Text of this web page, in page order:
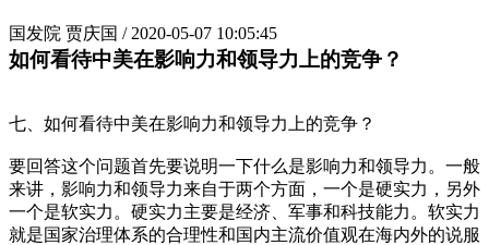
国发院 贾庆国 / 2020-05-07 10:05:45
如何看待中美在影响力和领导力上的竞争？
七、如何看待中美在影响力和领导力上的竞争？
要回答这个问题首先要说明一下什么是影响力和领导力。一般
来讲，影响力和领导力来自于两个方面，一个是硬实力，另外
一个是软实力。硬实力主要是经济、军事和科技能力。软实力
就是国家治理体系的合理性和国内主流价值观在海内外的说服